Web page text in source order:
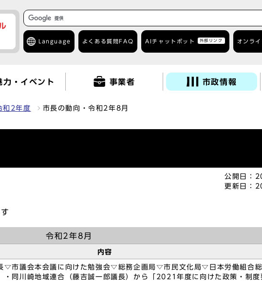
Language よくある質問 FAQ AIチャットボット 外部リンク オンラ
力・イベント 事業者 市政情報
和2年度 市長の動向・令和2年8月
公開日：
更新日：
令和2年8月
内容
▽市議会本会議に向けた勉強会▽総務企画局▽市民文化局▽日本労働組合
・同川崎地域連合（藤吉誠一郎議長）から「2021年度に向けた政策・制度